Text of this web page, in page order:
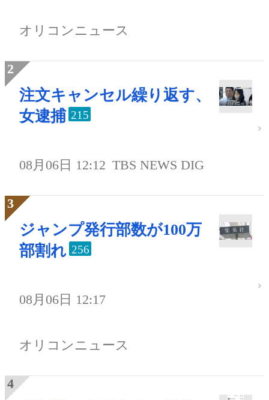
オリコンニュース
注文キャンセル繰り返す、
女逮捕 215
08月06日 12:12 TBS NEWS DIG
ジャンプ発行部数が100万
部割れ 256
08月06日 12:17
オリコンニュース